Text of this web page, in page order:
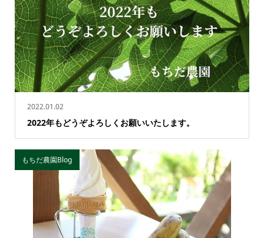
2022.01.02
2022年もどうぞよろしくお願いいたします。
もちだ農園Blog